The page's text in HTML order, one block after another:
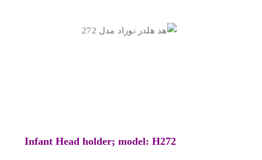
Infant Head holder; model: H272